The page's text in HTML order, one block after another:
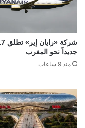
جديداً نحو المغرب
منذ 9 ساعات